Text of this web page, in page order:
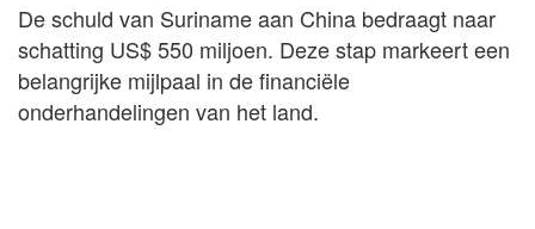
De schuld van Suriname aan China bedraagt naar
schatting US$ 550 miljoen. Deze stap markeert een
belangrijke mijlpaal in de financiële
onderhandelingen van het land.